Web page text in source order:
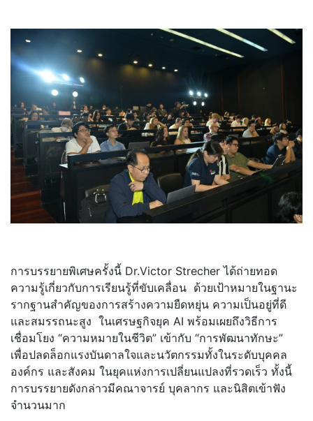
การบรรยายพิเศษครั้งนี้ Dr.Victor Strecher ได้ถ่ายทอด
ความรู้เกี่ยวกับการเรียนรู้ที่ขับเคลื่อน ด้วยเป้าหมายในฐานะ
รากฐานสำคัญของการสร้างความยืดหยุ่น ความเป็นอยู่ที่ดี
และสมรรถนะสูง ในเศรษฐกิจยุค AI พร้อมเผยถึงวิธีการ
เชื่อมโยง “ความหมายในชีวิต” เข้ากับ “การพัฒนาทักษะ”
เพื่อปลดล็อกแรงบันดาลใจและนวัตกรรมทั้งในระดับบุคคล
องค์กร และสังคม ในยุคแห่งการเปลี่ยนแปลงที่รวดเร็ว ทั้งนี้
การบรรยายดังกล่าวมีคณาจารย์ บุคลากร และนิสิตเข้าฟัง
จำนวนมาก